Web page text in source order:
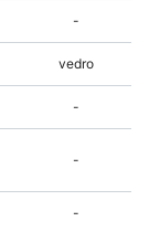
-
vedro
-
-
-